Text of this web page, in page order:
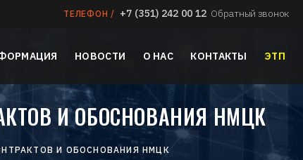
ТЕЛЕФОН / +7 (351) 242 00 12 Обратный звонок
НОВОСТИ О НАС КОНТАКТЫ ЭТП
И ОБОСНОВАНИЯ НМЦК
И ОБОСНОВАНИЯ НМЦК